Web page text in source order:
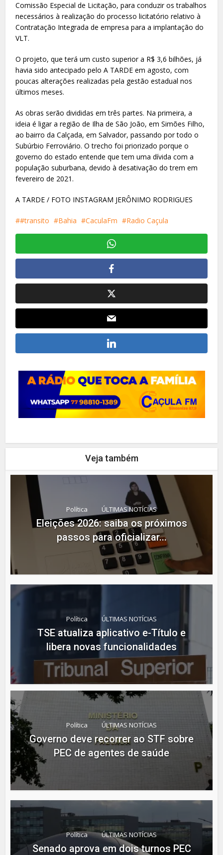
Comissão Especial de Licitação, para conduzir os trabalhos
necessários à realização do processo licitatório relativo à
Contratação Integrada de empresa para a implantação do
VLT.
O projeto, que terá um custo superior a R$ 3,6 bilhões, já
havia sido antecipado pelo A TARDE em agosto, com
poucas alterações realizadas pela gestão estadual nos
últimos meses.
As obras serão divididas em três partes. Na primeira, a
ideia é ligar a região de Ilha de São João, em Simões Filho,
ao bairro da Calçada, em Salvador, passando por todo o
Subúrbio Ferroviário. O trecho foi priorizado porque o
governo do estado entende que tem uma dívida com a
população suburbana, devido à desativação do trem em
fevereiro de 2021.
A TARDE / FOTO INSTAGRAM JERÔNIMO RODRIGUES
#transito Bahia CaculaFm Radio Caçula
Veja também
Política ÚLTIMAS NOTÍCIAS
Eleições 2026: saiba os próximos
passos para oficializar...
Política ÚLTIMAS NOTÍCIAS
TSE atualiza aplicativo e-Título e
libera novas funcionalidades
Política ÚLTIMAS NOTÍCIAS
Governo deve recorrer ao STF sobre
PEC de agentes de saúde
Política ÚLTIMAS NOTÍCIAS
Senado aprova em dois turnos PEC